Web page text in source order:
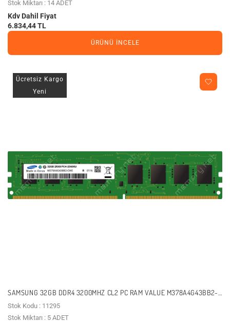
Stok Miktarı : 14 ADET
Kdv Dahil Fiyat
6.834,44 TL
ÜRÜNÜ İNCELE
Ücretsiz Kargo
Yeni
SAMSUNG 32GB DDR4 3200MHZ CL2 PC RAM VALUE M378A4G43BB2-
CWE
Stok Kodu : 11295
Stok Miktarı : 5 ADET